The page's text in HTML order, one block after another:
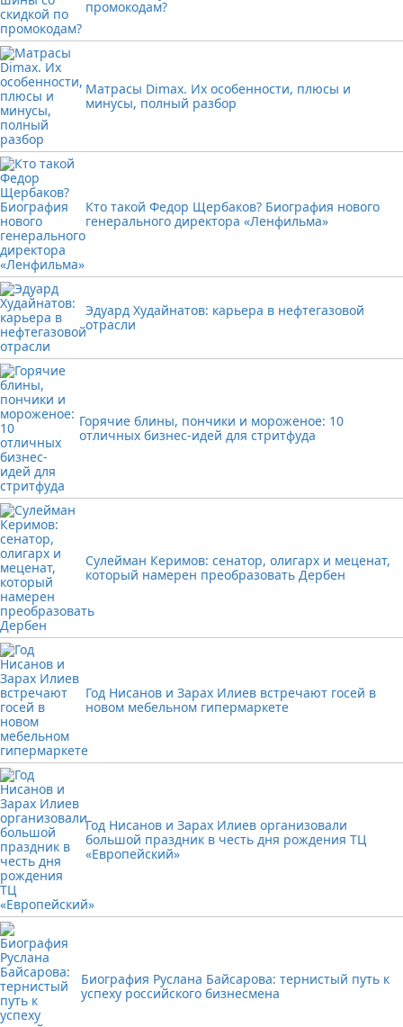
промокодам?
Матрасы Dimax. Их особенности, плюсы и
минусы, полный разбор
Кто такой Федор Щербаков? Биография нового
генерального директора «Ленфильма»
Эдуард Худайнатов: карьера в нефтегазовой
отрасли
Горячие блины, пончики и мороженое: 10
отличных бизнес-идей для стритфуда
Сулейман Керимов: сенатор, олигарх и меценат,
который намерен преобразовать Дербен
Год Нисанов и Зарах Илиев встречают госей в
новом мебельном гипермаркете
Год Нисанов и Зарах Илиев организовали
большой праздник в честь дня рождения ТЦ
«Европейский»
Биография Руслана Байсарова: тернистый путь к
успеху российского бизнесмена